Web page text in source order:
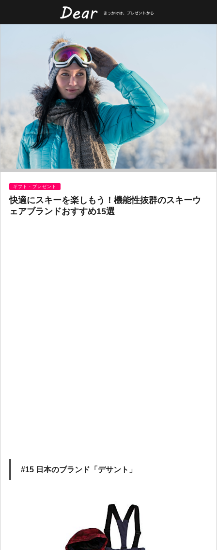
ギフト・プレゼント
快適にスキーを楽しもう！機能性抜群のスキーウ
ェアブランドおすすめ15選
#15 日本のブランド「デサント」